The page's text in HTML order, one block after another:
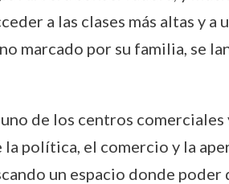
a las clases más altas y
marcado por su familia, se
de los centros
la política, el comercio y la
un espacio donde